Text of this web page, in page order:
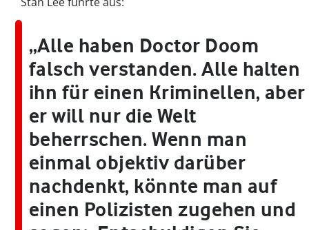
„Alle haben Doctor Doom
falsch verstanden. Alle halten
ihn für einen Kriminellen, aber
er will nur die Welt
beherrschen. Wenn man
einmal objektiv darüber
nachdenkt, könnte man auf
einen Polizisten zugehen und